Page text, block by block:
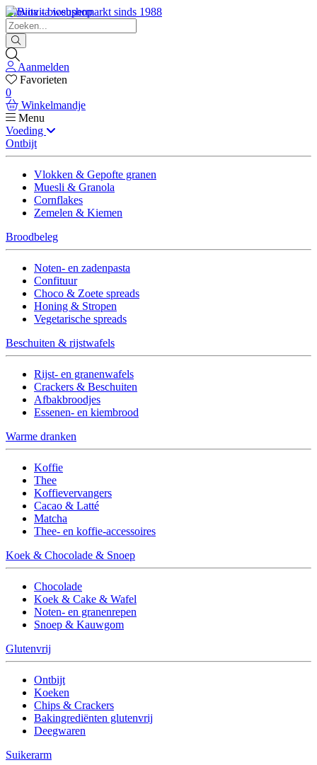
Biovita - biosupermarkt sinds 1988
Aanmelden
Favorieten
0
Winkelmandje
Menu
Voeding
Ontbijt
Vlokken & Gepofte granen
Muesli & Granola
Cornflakes
Zemelen & Kiemen
Broodbeleg
Noten- en zadenpasta
Confituur
Choco & Zoete spreads
Honing & Stropen
Vegetarische spreads
Beschuiten & rijstwafels
Rijst- en granenwafels
Crackers & Beschuiten
Afbakbroodjes
Essenen- en kiembrood
Warme dranken
Koffie
Thee
Koffievervangers
Cacao & Latté
Matcha
Thee- en koffie-accessoires
Koek & Chocolade & Snoep
Chocolade
Koek & Cake & Wafel
Noten- en granenrepen
Snoep & Kauwgom
Glutenvrij
Ontbijt
Koeken
Chips & Crackers
Bakingrediënten glutenvrij
Deegwaren
Suikerarm